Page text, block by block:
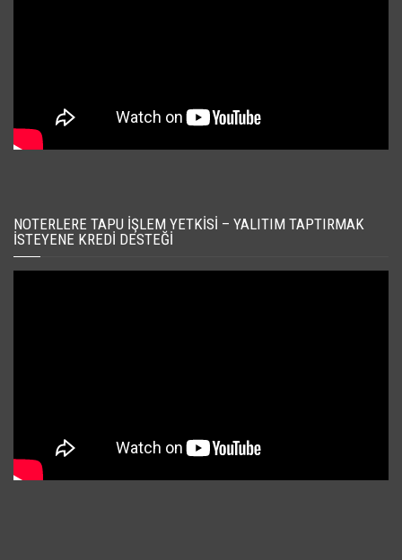
NOTERLERE TAPU İŞLEM YETKISI – YALITIM TAPTIRMAK
İSTEYENE KREDI DESTEĞI